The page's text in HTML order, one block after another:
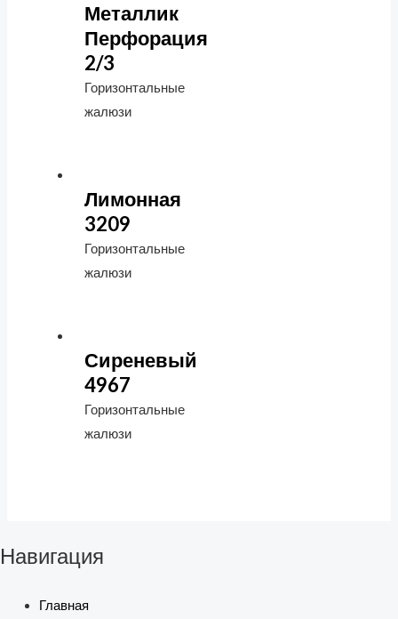
Металлик
Перфорация
2/3
Горизонтальные
жалюзи
Лимонная
3209
Горизонтальные
жалюзи
Сиреневый
4967
Горизонтальные
жалюзи
Навигация
Главная